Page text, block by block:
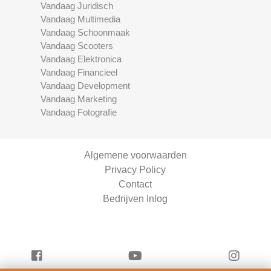
Vandaag Juridisch
Vandaag Multimedia
Vandaag Schoonmaak
Vandaag Scooters
Vandaag Elektronica
Vandaag Financieel
Vandaag Development
Vandaag Marketing
Vandaag Fotografie
Algemene voorwaarden
Privacy Policy
Contact
Bedrijven Inlog